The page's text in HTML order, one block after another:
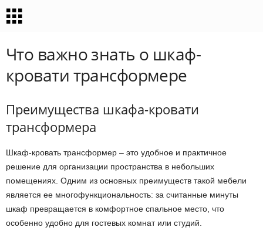
Что важно знать о шкаф-
кровати трансформере
Преимущества шкафа-кровати
трансформера
Шкаф-кровать трансформер – это удобное и практичное
решение для организации пространства в небольших
помещениях. Одним из основных преимуществ такой мебели
является ее многофункциональность: за считанные минуты
шкаф превращается в комфортное спальное место, что
особенно удобно для гостевых комнат или студий.